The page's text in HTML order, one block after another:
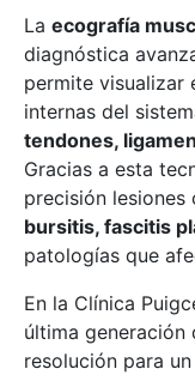
La ecografía
diagnóstica
permite visualizar
internas del
tendones,
Gracias a esta
precisión lesiones
bursitis, fascitis
patologías que
En la Clínica
última generación
resolución para